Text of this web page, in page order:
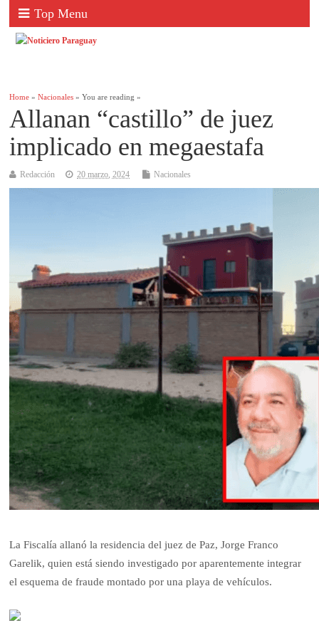
Top Menu
Home »Nacionales » You are reading »
Allanan “castillo” de juez
implicado en megaestafa
Redacción 20 marzo, 2024 Nacionales
La Fiscalía allanó la residencia del juez de Paz, Jorge Franco
Garelik, quien está siendo investigado por aparentemente integrar
el esquema de fraude montado por una playa de vehículos.